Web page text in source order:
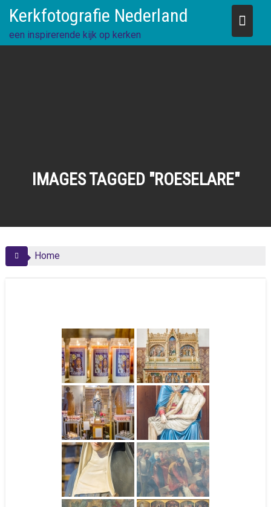
content
Kerkfotografie Nederland
een inspirerende kijk op kerken
IMAGES TAGGED "ROESELARE"
Home